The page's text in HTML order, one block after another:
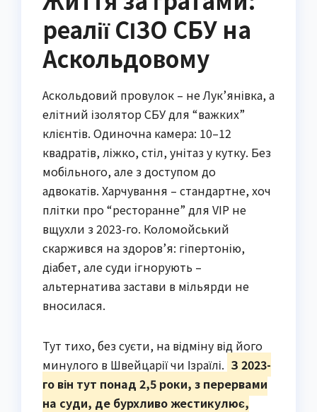
реалії СІЗО СБУ на
Аскольдовому
Аскольдовий провулок – не Лук’янівка, а
елітний ізолятор СБУ для “важких”
клієнтів. Одиночна камера: 10–12
квадратів, ліжко, стіл, унітаз у кутку. Без
мобільного, але з доступом до
адвокатів. Харчування – стандартне, хоч
плітки про “ресторанне” для VIP не
вщухли з 2023-го. Коломойський
скаржився на здоров’я: гіпертонію,
діабет, але суди ігнорують –
альтернатива застави в мільярди не
вносилася.
Тут тихо, без суєти, на відміну від його
минулого в Швейцарії чи Ізраїлі. З 2023-
го він тут понад 2,5 роки, з перервами
на суди, де бурхливо жестикулює,